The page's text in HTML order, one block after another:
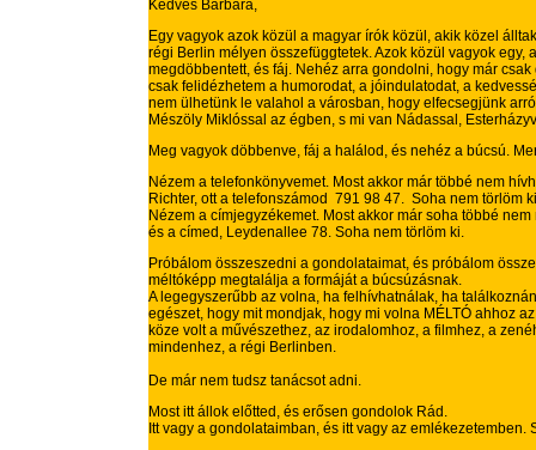
Kedves Barbara,
Egy vagyok azok közül a magyar írók közül, akik közel
régi Berlin mélyen összefüggtetek. Azok közül vagyok egy,
megdöbbentett, és fáj. Nehéz arra gondolni, hogy már
csak felidézhetem a humorodat, a jóindulatodat, a
nem ülhetünk le valahol a városban, hogy elfecsegjünk
Mészöly Miklóssal az égben, s mi van Nádassal,
Meg vagyok döbbenve, fáj a halálod, és nehéz a búcsú.
Nézem a telefonkönyvemet. Most akkor már többé nem
Richter, ott a telefonszámod 791 98 47. Soha nem törlöm
Nézem a címjegyzékemet. Most akkor már soha többé
és a címed, Leydenallee 78. Soha nem törlöm ki.
Próbálom összeszedni a gondolataimat, és próbálom
méltóképp megtalálja a formáját a búcsúzásnak.
A legegyszerűbb az volna, ha felhívhatnálak, ha
egészet, hogy mit mondjak, hogy mi volna MÉLTÓ ahhoz
köze volt a művészethez, az irodalomhoz, a filmhez, a
mindenhez, a régi Berlinben.
De már nem tudsz tanácsot adni.
Most itt állok előtted, és erősen gondolok Rád.
Itt vagy a gondolataimban, és itt vagy az emlékezetemben.